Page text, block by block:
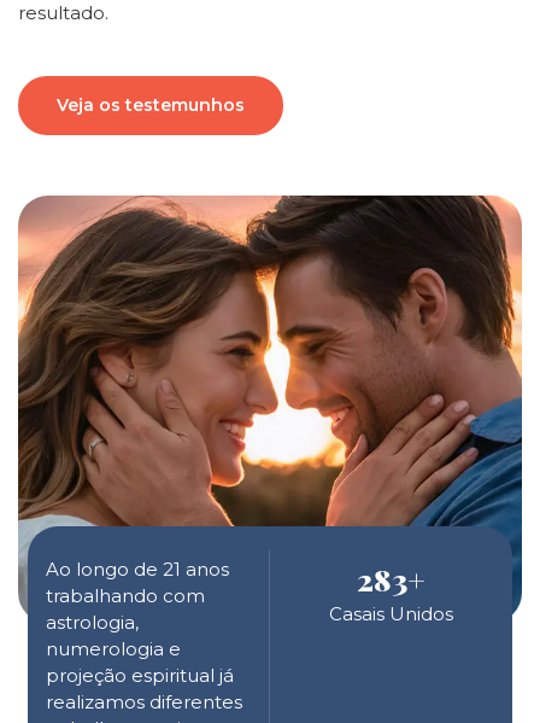
Ao longo de 21 anos
trabalhando com
astrologia,
numerologia e
projeção espiritual já
realizamos diferentes
283+
Casais Unidos
resultado.
Veja os testemunhos